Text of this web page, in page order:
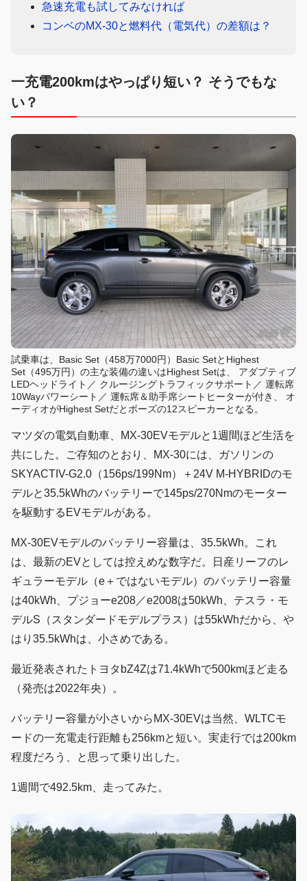
急速充電も試してみなければ
コンベのMX-30と燃料代（電気代）の差額は？
一充電200kmはやっぱり短い？ そうでもな
い？
試乗車は、Basic Set（458万7000円）Basic SetとHighest
Set（495万円）の主な装備の違いはHighest Setは、 アダプティブ
LEDヘッドライト／ クルージングトラフィックサポート／ 運転席
10Wayパワーシート／ 運転席＆助手席シートヒーターが付き、 オ
ーディオがHighest Setだとボーズの12スピーカーとなる。
マツダの電気自動車、MX-30EVモデルと1週間ほど生活を
共にした。ご存知のとおり、MX-30には、ガソリンの
SKYACTIV-G2.0（156ps/199Nm）＋24V M-HYBRIDのモ
デルと35.5kWhのバッテリーで145ps/270Nmのモーター
を駆動するEVモデルがある。
MX-30EVモデルのバッテリー容量は、35.5kWh。これ
は、最新のEVとしては控えめな数字だ。日産リーフのレ
ギュラーモデル（e＋ではないモデル）のバッテリー容量
は40kWh、プジョーe208／e2008は50kWh、テスラ・モ
デルS（スタンダードモデルプラス）は55kWhだから、や
はり35.5kWhは、小さめである。
最近発表されたトヨタbZ4Zは71.4kWhで500kmほど走る
（発売は2022年央）。
バッテリー容量が小さいからMX-30EVは当然、WLTCモ
ードの一充電走行距離も256kmと短い。実走行では200km
程度だろう、と思って乗り出した。
1週間で492.5km、走ってみた。